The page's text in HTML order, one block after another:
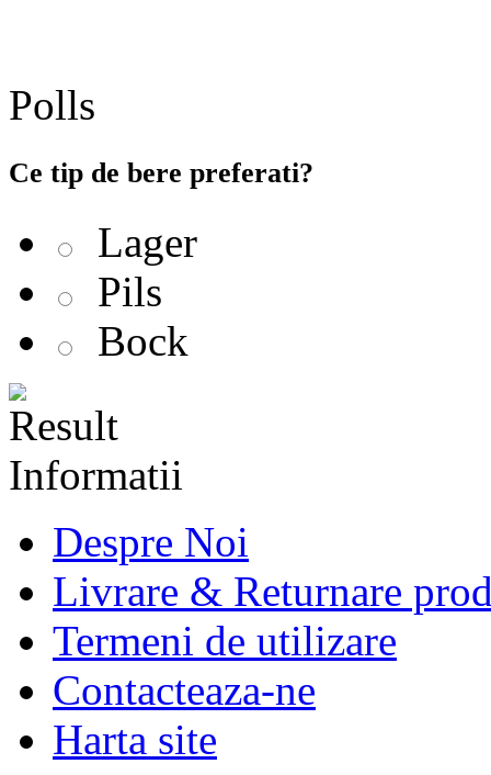
Polls
Ce tip de bere preferati?
Lager
Pils
Bock
Informatii
Despre Noi
Livrare & Returnare
Termeni de utilizare
Contacteaza-ne
Harta site